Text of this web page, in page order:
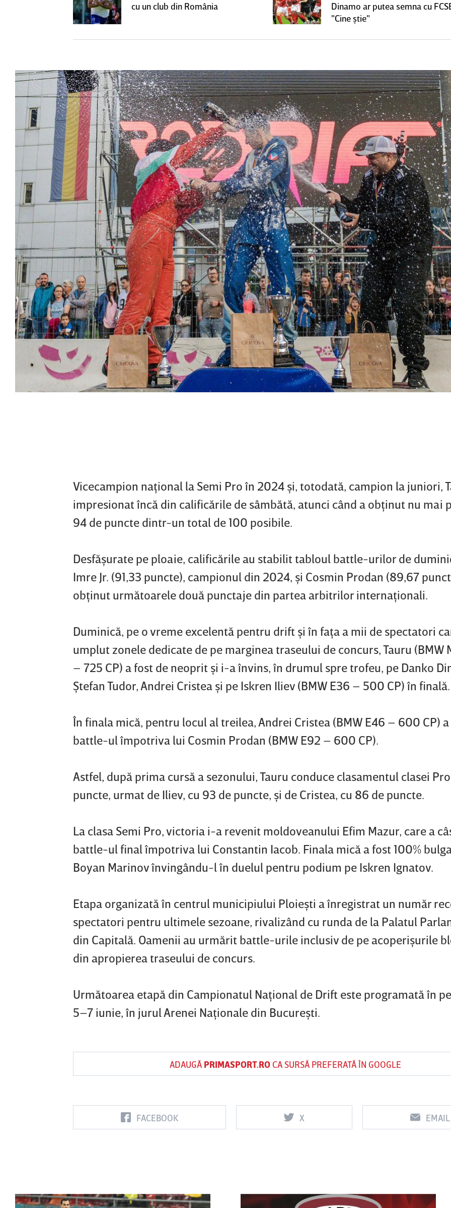
cu un club din România
Dinamo ar putea semna cu
"Cine ştie"
Vicecampion naţional la Semi Pro în 2024 şi, totodată, campion la juniori,
impresionat încă din calificările de sâmbătă, atunci când a obţinut nu mai
94 de puncte dintr-un total de 100 posibile.
Desfăşurate pe ploaie, calificările au stabilit tabloul battle-urilor de
Imre Jr. (91,33 puncte), campionul din 2024, şi Cosmin Prodan (89,67
obţinut următoarele două punctaje din partea arbitrilor internaţionali.
Duminică, pe o vreme excelentă pentru drift şi în faţa a mii de spectatori
umplut zonele dedicate de pe marginea traseului de concurs, Tauru (BMW
– 725 CP) a fost de neoprit şi i-a învins, în drumul spre trofeu, pe Danko
Ştefan Tudor, Andrei Cristea şi pe Iskren Iliev (BMW E36 – 500 CP) în finală.
În finala mică, pentru locul al treilea, Andrei Cristea (BMW E46 – 600 CP)
battle-ul împotriva lui Cosmin Prodan (BMW E92 – 600 CP).
Astfel, după prima cursă a sezonului, Tauru conduce clasamentul clasei Pro
puncte, urmat de Iliev, cu 93 de puncte, şi de Cristea, cu 86 de puncte.
La clasa Semi Pro, victoria i-a revenit moldoveanului Efim Mazur, care a
battle-ul final împotriva lui Constantin Iacob. Finala mică a fost 100%
Boyan Marinov învingându-l în duelul pentru podium pe Iskren Ignatov.
Etapa organizată în centrul municipiului Ploieşti a înregistrat un număr
spectatori pentru ultimele sezoane, rivalizând cu runda de la Palatul
din Capitală. Oamenii au urmărit battle-urile inclusiv de pe acoperişurile
din apropierea traseului de concurs.
Următoarea etapă din Campionatul Naţional de Drift este programată în
5–7 iunie, în jurul Arenei Naţionale din Bucureşti.
ADAUGĂ PRIMASPORT.ROCA SURSĂ PREFERATĂ ÎN GOOGLE
FACEBOOK X EMAIL